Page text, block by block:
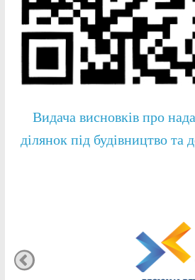
Видача висновків про
ділянок під будівництво